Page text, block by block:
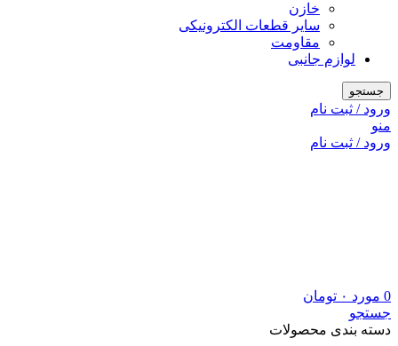
خازن
سایر قطعات الکترونیکی
مقاومت
لوازم جانبی
جستجو
ورود / ثبت نام
منو
ورود / ثبت نام
0 مورد ۰ تومان
جستجو
دسته بندی محصولات